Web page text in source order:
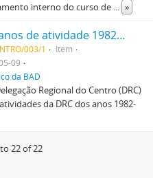
interno do curso de ... »
BAD/Centro - Planos de atividade 1982-1987
003/1
Item
09
da BAD
Regional do Centro (DRC)
da DRC dos anos 1982-
22 of 22